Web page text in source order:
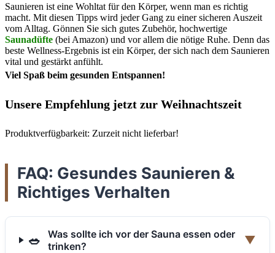
Saunieren ist eine Wohltat für den Körper, wenn man es richtig
macht. Mit diesen Tipps wird jeder Gang zu einer sicheren Auszeit
vom Alltag. Gönnen Sie sich gutes Zubehör, hochwertige
Saunadüfte (bei Amazon) und vor allem die nötige Ruhe. Denn das
beste Wellness-Ergebnis ist ein Körper, der sich nach dem Saunieren
vital und gestärkt anfühlt.
Viel Spaß beim gesunden Entspannen!
Unsere Empfehlung jetzt zur Weihnachtszeit
Produktverfügbarkeit: Zurzeit nicht lieferbar!
FAQ: Gesundes Saunieren &
Richtiges Verhalten
🥗
Was sollte ich vor der Sauna essen oder
trinken?
▼